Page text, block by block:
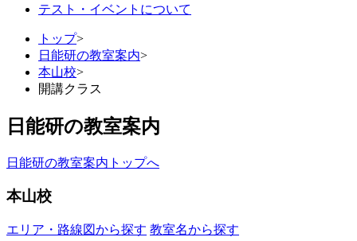
テスト・イベントについて
トップ>
日能研の教室案内>
本山校>
開講クラス
日能研の教室案内
日能研の教室案内トップへ
本山校
エリア・路線図から探す 教室名から探す